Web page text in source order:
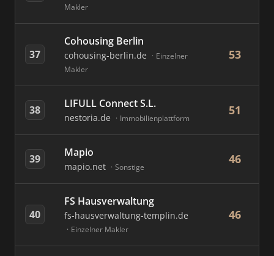
Makler
37
Cohousing Berlin
cohousing-berlin.de
Einzelner
Makler
53
38 LIFULL Connect S.L.
nestoria.de Immobilienplattform
51
39 Mapio
mapio.net Sonstige
46
40
FS Hausverwaltung
fs-hausverwaltung-templin.de
Einzelner Makler
46